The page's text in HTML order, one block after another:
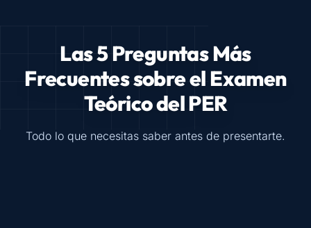
Las 5 Preguntas Más
Frecuentes sobre el Examen
Teórico del PER
Todo lo que necesitas saber antes de presentarte.